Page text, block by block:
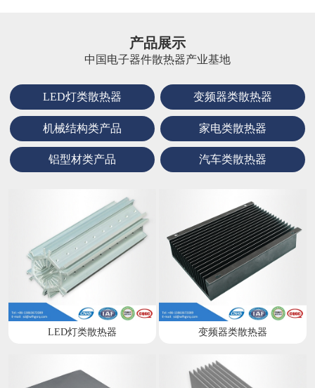
产品展示
中国电子器件散热器产业基地
LED灯类散热器 变频器类散热器
机械结构类产品 家电类散热器
铝型材类产品 汽车类散热器
LED灯类散热器 变频器类散热器